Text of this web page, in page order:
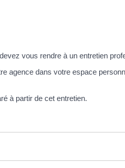
vous rendre à un entretien
agence dans votre espace
à partir de cet entretien.